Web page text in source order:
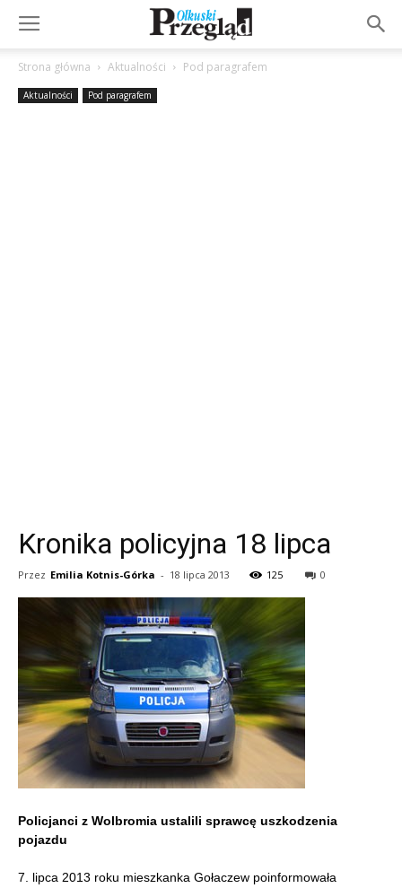
Strona główna Aktualności Pod paragrafem
Aktualności Pod paragrafem
Kronika policyjna 18 lipca
Przez Emilia Kotnis-Górka - 18 lipca 2013 125 0
Policjanci z Wolbromia ustalili sprawcę uszkodzenia
pojazdu
7. lipca 2013 roku mieszkanka Gołaczew poinformowała